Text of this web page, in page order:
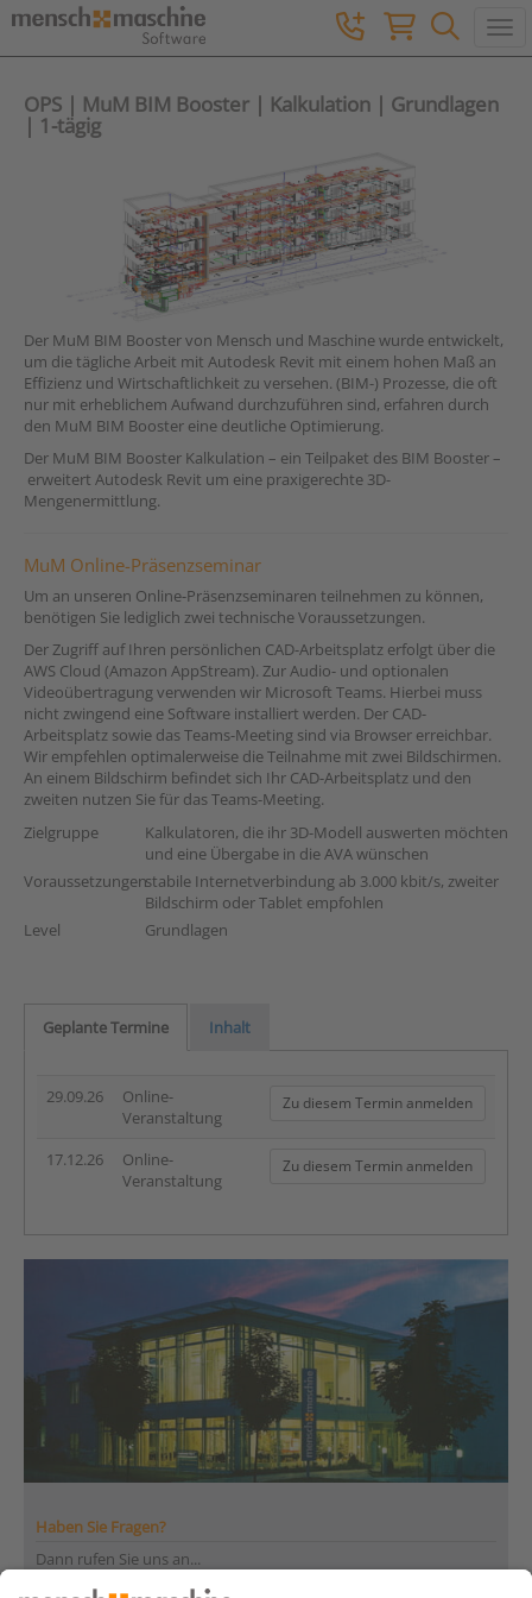
OPS | MuM BIM Booster | Kalkulation | Grundlagen
| 1-tägig
Der MuM BIM Booster von Mensch und Maschine wurde entwickelt,
um die tägliche Arbeit mit Autodesk Revit mit einem hohen Maß an
Effizienz und Wirtschaftlichkeit zu versehen. (BIM-) Prozesse, die oft
nur mit erheblichem Aufwand durchzuführen sind, erfahren durch
den MuM BIM Booster eine deutliche Optimierung.
Der MuM BIM Booster Kalkulation – ein Teilpaket des BIM Booster –
erweitert Autodesk Revit um eine praxigerechte 3D-
Mengenermittlung.
MuM Online-Präsenzseminar
Um an unseren Online-Präsenzseminaren teilnehmen zu können,
benötigen Sie lediglich zwei technische Voraussetzungen.
Der Zugriff auf Ihren persönlichen CAD-Arbeitsplatz erfolgt über die
AWS Cloud (Amazon AppStream). Zur Audio- und optionalen
Videoübertragung verwenden wir Microsoft Teams. Hierbei muss
nicht zwingend eine Software installiert werden. Der CAD-
Arbeitsplatz sowie das Teams-Meeting sind via Browser erreichbar.
Wir empfehlen optimalerweise die Teilnahme mit zwei Bildschirmen.
An einem Bildschirm befindet sich Ihr CAD-Arbeitsplatz und den
zweiten nutzen Sie für das Teams-Meeting.
Zielgruppe
Kalkulatoren, die ihr 3D-Modell auswerten möchten
und eine Übergabe in die AVA wünschen
Voraussetzungenstabile Internetverbindung ab 3.000 kbit/s, zweiter
Bildschirm oder Tablet empfohlen
Level
Grundlagen
Geplante Termine Inhalt
29.09.26
Online-
Veranstaltung
Zu diesem Termin anmelden
17.12.26
Online-
Veranstaltung
Zu diesem Termin anmelden
Haben Sie Fragen?
Dann rufen Sie uns an...